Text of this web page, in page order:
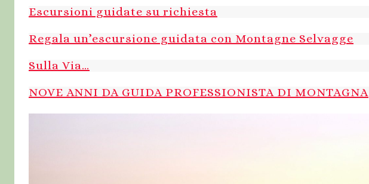
Escursioni guidate su richiesta
Regala un’escursione guidata con Montagne Selvagge
Sulla Via…
NOVE ANNI DA GUIDA PROFESSIONISTA DI MONTAGNA